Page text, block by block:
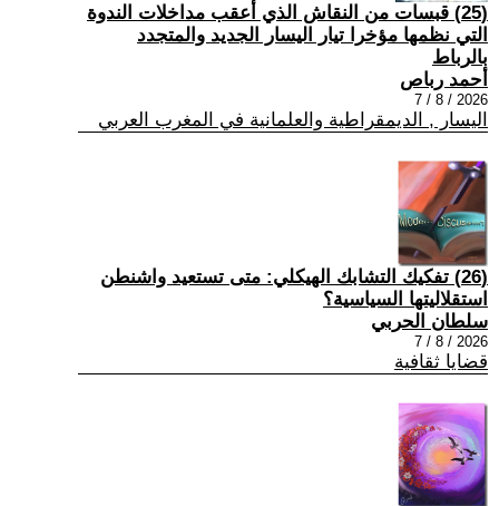
(25) قبسات من النقاش الذي أعقب مداخلات الندوة
التي نظمها مؤخرا تيار اليسار الجديد والمتجدد
بالرباط
أحمد رباص
2026 / 8 / 7
اليسار , الديمقراطية والعلمانية في المغرب العربي
(26) تفكيك التشابك الهيكلي: متى تستعيد واشنطن
استقلاليتها السياسية؟
سلطان الحربي
2026 / 8 / 7
قضايا ثقافية